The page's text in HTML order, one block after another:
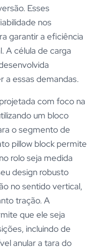
Esses
nos
garantir a eficiência
A célula de carga
a essas demandas.
com foco na
um bloco
o segmento de
pillow block permite
rolo seja medida
design robusto
no sentido vertical,
tração. A
que ele seja
incluindo de
anular a tara do